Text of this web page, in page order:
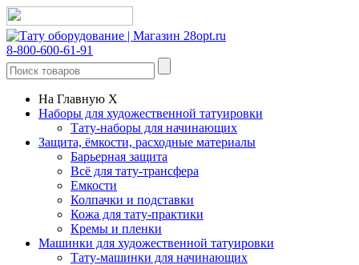
8-800-600-61-91
На Главную X
Наборы для художественной татуировки
Тату-наборы для начинающих
Защита, ёмкости, расходные материалы
Барьерная защита
Всё для тату-трансфера
Емкости
Колпачки и подставки
Кожа для тату-практики
Кремы и пленки
Машинки для художественной татуировки
Тату-машинки для начинающих